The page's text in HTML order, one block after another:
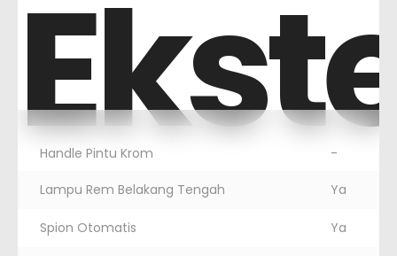
Handle Pintu Krom -
Lampu Rem Belakang Tengah Ya
Spion Otomatis Ya